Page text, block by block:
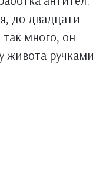
до двадцати
так много, он
живота ручками